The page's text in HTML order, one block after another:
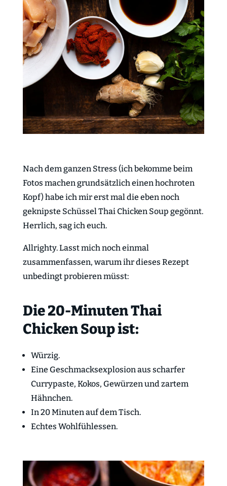
Nach dem ganzen Stress (ich bekomme beim
Fotos machen grundsätzlich einen hochroten
Kopf) habe ich mir erst mal die eben noch
geknipste Schüssel Thai Chicken Soup gegönnt.
Herrlich, sag ich euch.
Allrighty. Lasst mich noch einmal
zusammenfassen, warum ihr dieses Rezept
unbedingt probieren müsst:
Die 20-Minuten Thai
Chicken Soup ist:
Würzig.
Eine Geschmacksexplosion aus scharfer
Currypaste, Kokos, Gewürzen und zartem
Hähnchen.
In 20 Minuten auf dem Tisch.
Echtes Wohlfühlessen.